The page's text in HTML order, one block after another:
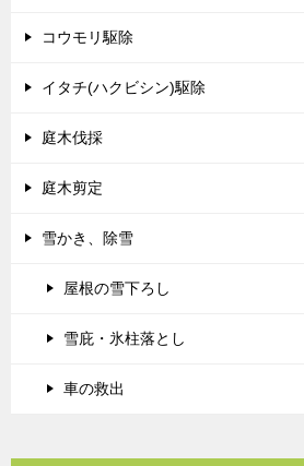
コウモリ駆除
イタチ(ハクビシン)駆除
庭木伐採
庭木剪定
雪かき、除雪
屋根の雪下ろし
雪庇・氷柱落とし
車の救出